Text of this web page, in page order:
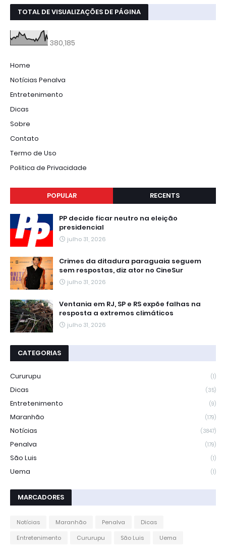
TOTAL DE VISUALIZAÇÕES DE PÁGINA
380,185
Home
Notícias Penalva
Entretenimento
Dicas
Sobre
Contato
Termo de Uso
Politica de Privacidade
POPULAR RECENTS
PP decide ficar neutro na eleição
presidencial
julho 31, 2026
Crimes da ditadura paraguaia seguem
sem respostas, diz ator no CineSur
julho 31, 2026
Ventania em RJ, SP e RS expõe falhas na
resposta a extremos climáticos
julho 31, 2026
CATEGORIAS
Cururupu (1)
Dicas (35)
Entretenimento (9)
Maranhão (179)
Notícias (3847)
Penalva (179)
São Luis (1)
Uema (1)
MARCADORES
Notícias Maranhão Penalva
Dicas
Entretenimento
Cururupu São Luis Uema